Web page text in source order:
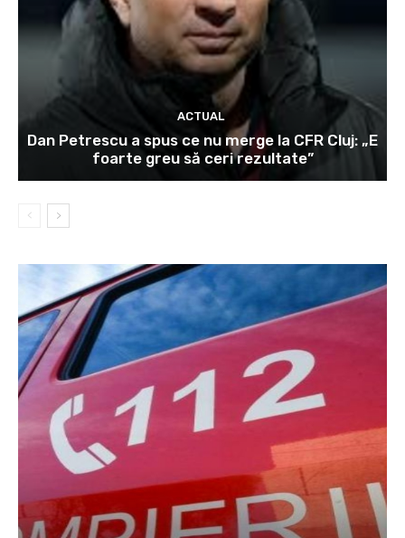
ACTUAL
Dan Petrescu a spus ce nu merge la CFR Cluj: „E
foarte greu să ceri rezultate”